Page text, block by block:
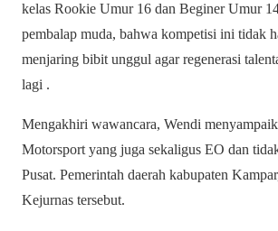
kelas Rookie Umur 16 dan Beginer Umur
pembalap muda, bahwa kompetisi ini tidak
menjaring bibit unggul agar regenerasi
lagi .
Mengakhiri wawancara, Wendi
Motorsport yang juga sekaligus EO dan
Pusat. Pemerintah daerah kabupaten
Kejurnas tersebut.